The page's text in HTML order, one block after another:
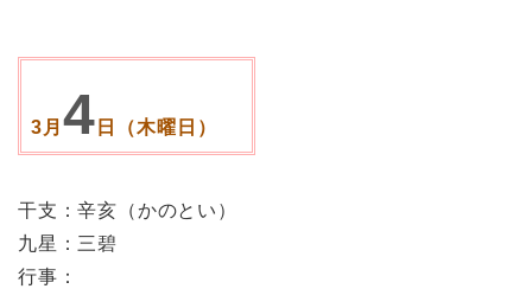
3月 4 日（木曜日）
干支：辛亥（かのとい）
九星：三碧
行事：